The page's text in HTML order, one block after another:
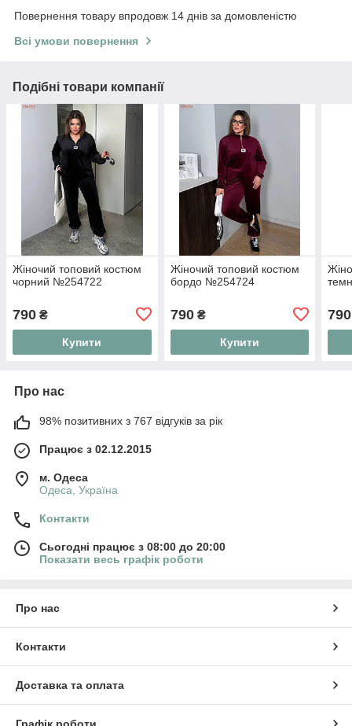
Повернення товару впродовж 14 днів за домовленістю
Всі умови повернення
Подібні товари компанії
Жіночий топовий костюм
чорний №254722
790 ₴
Купити
Жіночий топовий костюм
бордо №254724
790₴
Купити
790
Про нас
98% позитивних з 767 відгуків за рік
Працює з 02.12.2015
м. Одеса
Одеса, Україна
Контакти
Сьогодні працює з 08:00 до 20:00
Показати весь графік роботи
Про нас
Контакти
Доставка та оплата